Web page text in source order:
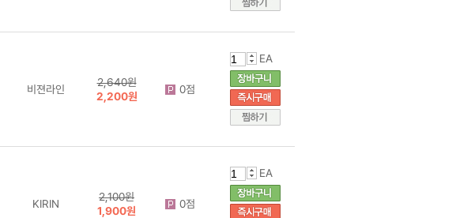
비젼라인
2,640원
2,200원
0점
EA
KIRIN
2,100원
1,900원
0점
EA